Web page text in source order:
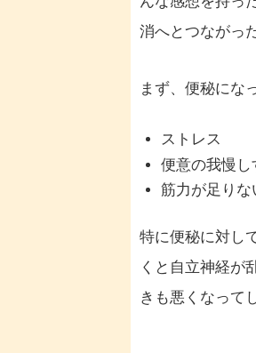
消へとつながっ
まず、便秘にな
ストレス
便意の我慢し
筋力が足りな
特に便秘に対し
くと自立神経が
きも悪くなって